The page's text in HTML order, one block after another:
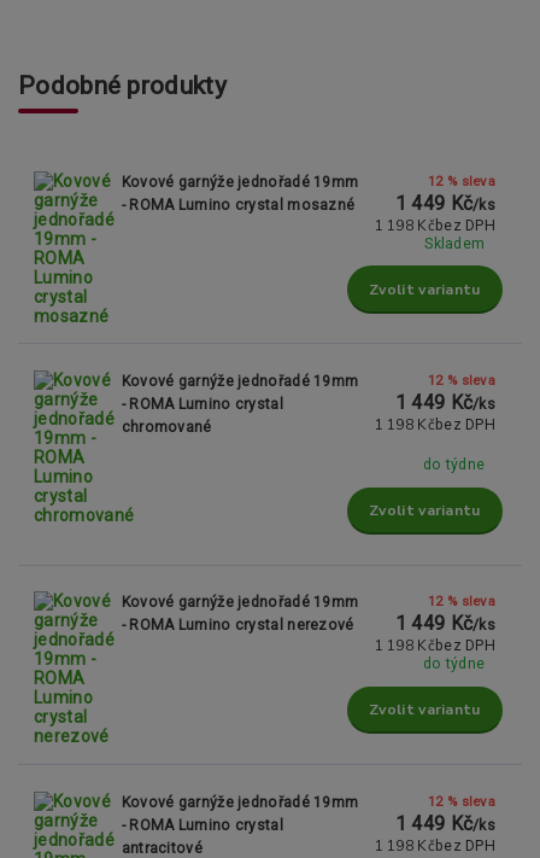
Podobné produkty
Kovové garnýže jednořadé 19mm
- ROMA Lumino crystal mosazné
12 % sleva
1 449 Kč/ks
1 198 Kč bez DPH
Skladem
Zvolit variantu
Kovové garnýže jednořadé 19mm
- ROMA Lumino crystal
chromované
12 % sleva
1 449 Kč/ks
1 198 Kč bez DPH
do týdne
Zvolit variantu
Kovové garnýže jednořadé 19mm
- ROMA Lumino crystal nerezové
12 % sleva
1 449 Kč/ks
1 198 Kč bez DPH
do týdne
Zvolit variantu
Kovové garnýže jednořadé 19mm
- ROMA Lumino crystal
antracitové
12 % sleva
1 449 Kč/ks
1 198 Kč bez DPH